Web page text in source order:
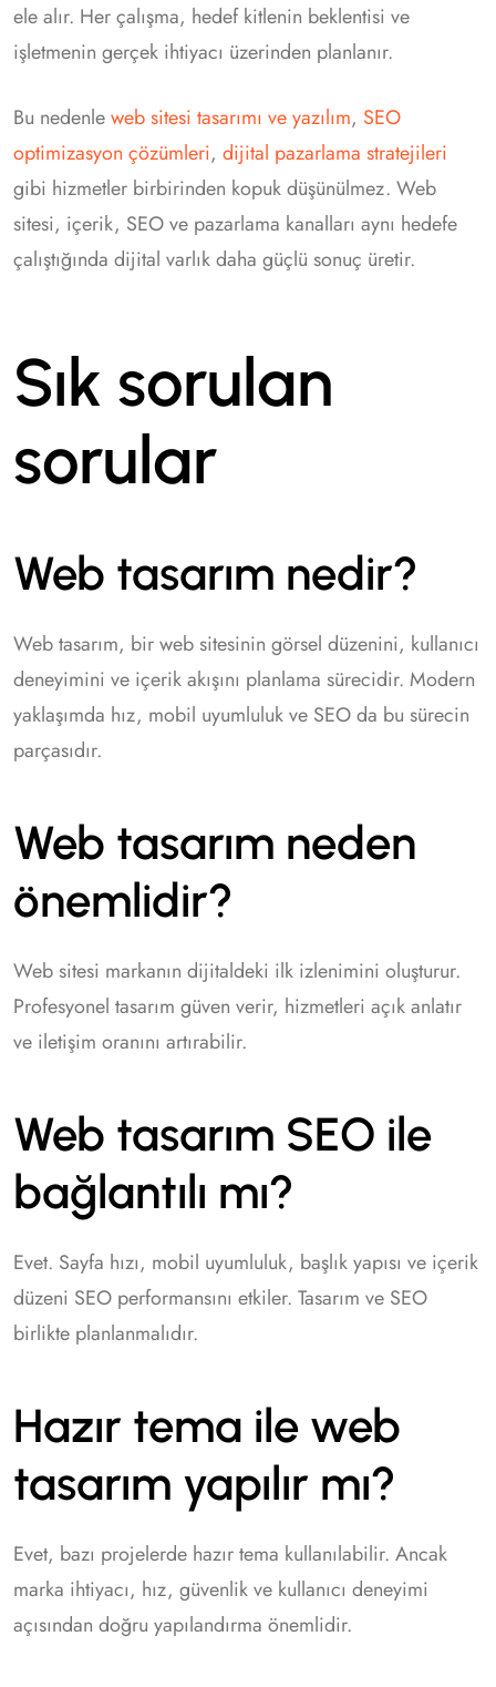
ele alır. Her çalışma, hedef kitlenin beklentisi ve
işletmenin gerçek ihtiyacı üzerinden planlanır.
Bu nedenleweb sitesi tasarımı ve yazılım, SEO
optimizasyon çözümleri, dijital pazarlama stratejileri
gibi hizmetler birbirinden kopuk düşünülmez. Web
sitesi, içerik, SEO ve pazarlama kanalları aynı hedefe
çalıştığında dijital varlık daha güçlü sonuç üretir.
Sık sorulan
sorular
Web tasarım nedir?
Web tasarım, bir web sitesinin görsel düzenini, kullanıcı
deneyimini ve içerik akışını planlama sürecidir. Modern
yaklaşımda hız, mobil uyumluluk ve SEO da bu sürecin
parçasıdır.
Web tasarım neden
önemlidir?
Web sitesi markanın dijitaldeki ilk izlenimini oluşturur.
Profesyonel tasarım güven verir, hizmetleri açık anlatır
ve iletişim oranını artırabilir.
Web tasarım SEO ile
bağlantılı mı?
Evet. Sayfa hızı, mobil uyumluluk, başlık yapısı ve içerik
düzeni SEO performansını etkiler. Tasarım ve SEO
birlikte planlanmalıdır.
Hazır tema ile web
tasarım yapılır mı?
Evet, bazı projelerde hazır tema kullanılabilir. Ancak
marka ihtiyacı, hız, güvenlik ve kullanıcı deneyimi
açısından doğru yapılandırma önemlidir.